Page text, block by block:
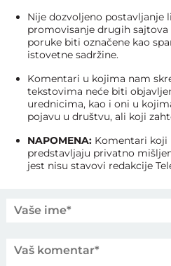
Nije dozvoljeno postavljanje
promovisanje drugih
poruke biti označene kao
istovetne sadržine.
Komentari u kojima nam
tekstovima neće biti
urednicima, kao i oni u
pojavu u društvu, ali koji
NAPOMENA: Komentari koji
predstavljaju privatno
jest nisu stavovi redakcije